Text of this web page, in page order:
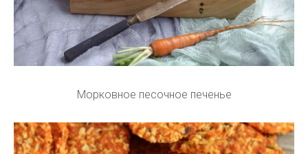
Морковное песочное печенье